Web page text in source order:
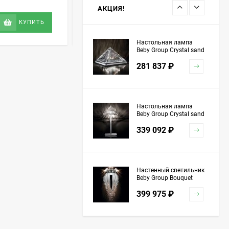
КУПИТЬ
АКЦИЯ!
Настольная лампа
Beby Group Crystal sand
281 837 ₽
Настольная лампа
Beby Group Crystal sand
339 092 ₽
Настенный светильник
Beby Group Bouquet
Grey Red
399 975 ₽